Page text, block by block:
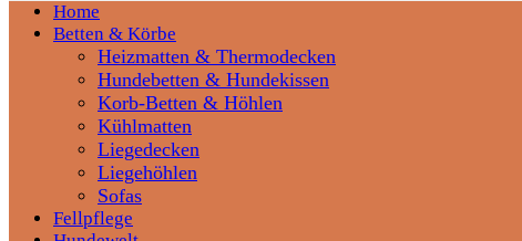
Home
Betten & Körbe
Heizmatten & Thermodecken
Hundebetten & Hundekissen
Korb-Betten & Höhlen
Kühlmatten
Liegedecken
Liegehöhlen
Sofas
Fellpflege